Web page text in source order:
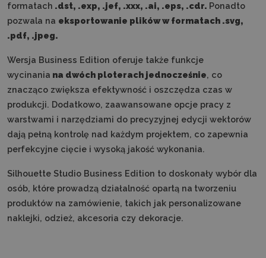
formatach .dst, .exp, .jef, .xxx, .ai, .eps, .cdr. Ponadto
pozwala na eksportowanie plików w formatach .svg,
.pdf, .jpeg.
Wersja Business Edition oferuje także funkcje
wycinania na dwóch ploterach jednocześnie, co
znacząco zwiększa efektywność i oszczędza czas w
produkcji. Dodatkowo, zaawansowane opcje pracy z
warstwami i narzędziami do precyzyjnej edycji wektorów
dają pełną kontrolę nad każdym projektem, co zapewnia
perfekcyjne cięcie i wysoką jakość wykonania.
Silhouette Studio Business Edition to doskonały wybór dla
osób, które prowadzą działalność opartą na tworzeniu
produktów na zamówienie, takich jak personalizowane
naklejki, odzież, akcesoria czy dekoracje.